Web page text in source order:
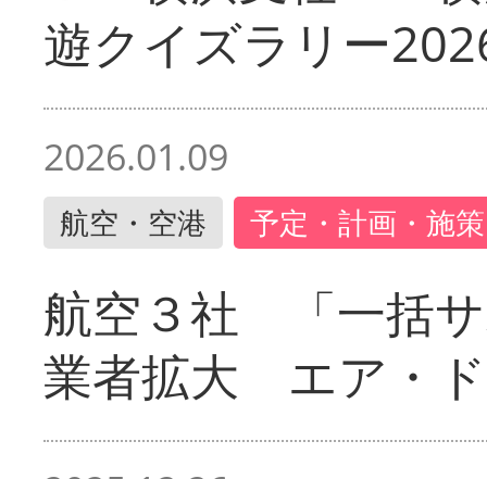
遊クイズラリー
2026.01.09
航空・空港 予定・計画・施策
航空３社 「一括
業者拡大 エア・